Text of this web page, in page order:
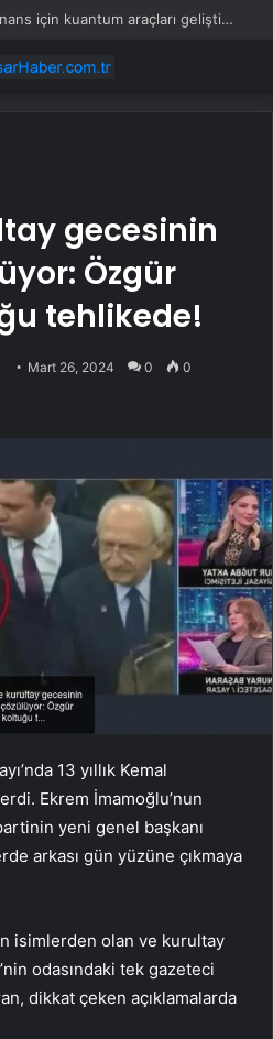
JPMorgan ve Amazon finans için kuantum araçları geliştirdi
gecesinin
Özgür
tehlikede!
Mart 26, 2024 0 0
13 yıllık Kemal
Ekrem İmamoğlu’nun
yeni genel başkanı
arkası gün yüzüne çıkmaya
isimlerden olan ve kurultay
odasındaki tek gazeteci
dikkat çeken açıklamalarda